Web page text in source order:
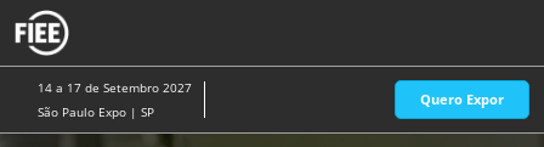
Pular
para
o
conteúdo
14 a 17 de Setembro 2027
São Paulo Expo | SP
Quero Expor